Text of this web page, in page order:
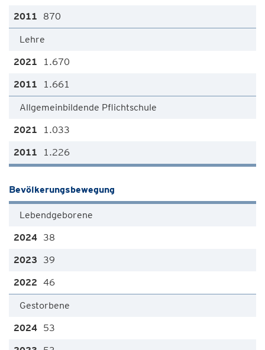
870
Lehre
1.670
1.661
Allgemeinbildende Pflichtschule
1.033
1.226
Bevölkerungsbewegung
Lebendgeborene
38
39
46
Gestorbene
53